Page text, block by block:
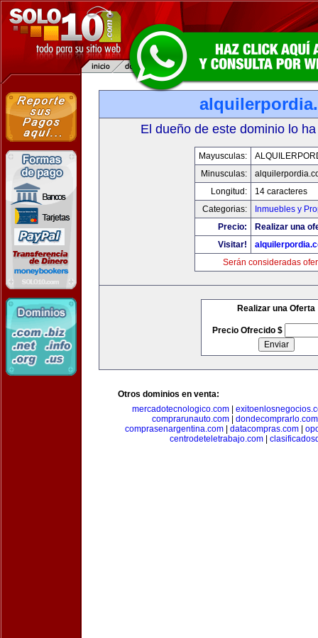
El dueño de este dominio lo
Mayusculas:
Minusculas:
Longitud:
14 caracteres
Categorias:
Inmuebles y
Precio:
Realizar una
Visitar!
Serán consideradas
Realizar una Oferta
Precio Ofrecido $
Otros dominios en venta:
mercadotecnologico.com
comprarunauto.com| dondecomprarlo.com
comprasenargentina.com| datacompras.com|
centrodeteletrabajo.com|